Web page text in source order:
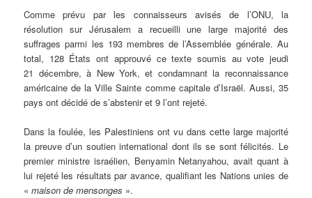
Comme prévu par les connaisseurs avisés de l’ONU, la
résolution sur Jérusalem a recueilli une large majorité des
suffrages parmi les 193 membres de l’Assemblée générale. Au
total, 128 États ont approuvé ce texte soumis au vote jeudi
21 décembre, à New York, et condamnant la reconnaissance
américaine de la Ville Sainte comme capitale d’Israël. Aussi, 35
pays ont décidé de s’abstenir et 9 l’ont rejeté.
Dans la foulée, les Palestiniens ont vu dans cette large majorité
la preuve d’un soutien international dont ils se sont félicités. Le
premier ministre israélien, Benyamin Netanyahou, avait quant à
lui rejeté les résultats par avance, qualifiant les Nations unies de
«maison de mensonges ».